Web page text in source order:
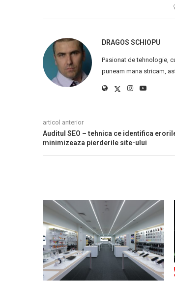
DRAGOS SCHIOPU
Pasionat de tehnologie,
puneam mana stricam,
articol anterior
Auditul SEO – tehnica ce identifica
minimizeaza pierderile site-ului